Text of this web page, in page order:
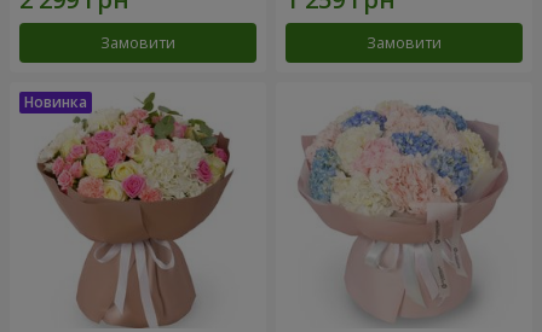
Замовити Замовити